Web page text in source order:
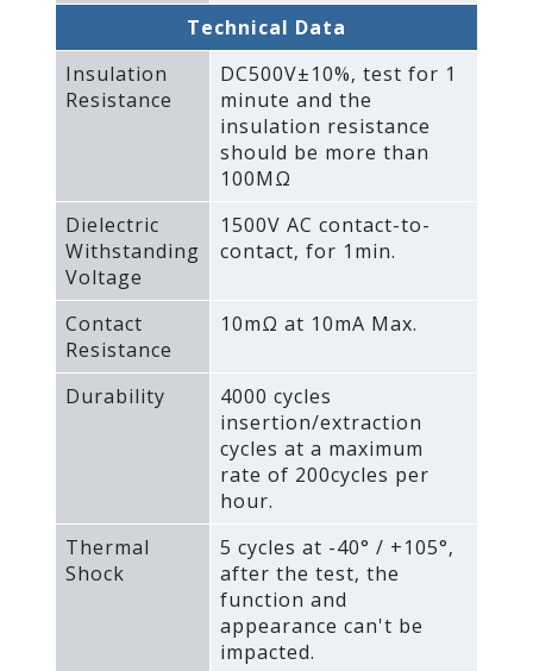
Technical Data
Insulation
Resistance
DC500V±10%‚ test for 1
minute and the
insulation resistance
should be more than
100MΩ
Dielectric
Withstanding
Voltage
1500V AC contact-to-
contact‚ for 1min.
Contact
Resistance
10mΩ at 10mA Max.
Durability
4000 cycles
insertion/extraction
cycles at a maximum
rate of 200cycles per
hour.
Thermal
Shock
5 cycles at -40° / +105°‚
after the test‚ the
function and
appearance can't be
impacted.